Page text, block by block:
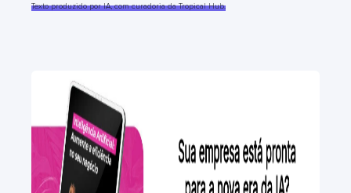
Texto produzido por IA, com curadoria da Tropical Hub.